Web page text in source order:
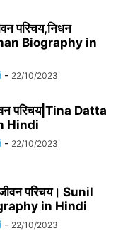
परिचय,निधन
Biography in
- 22/10/2023
परिचय|Tina Datta
Hindi
- 22/10/2023
परिचय। Sunil
in Hindi
- 22/10/2023